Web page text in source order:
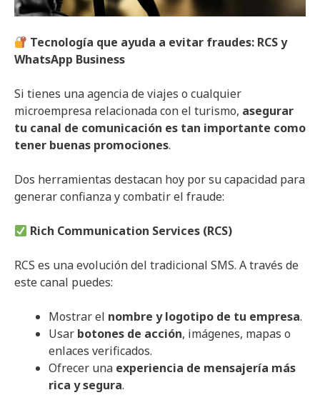
Tecnología que ayuda a evitar fraudes: RCS y
WhatsApp Business
Si tienes una agencia de viajes o cualquier
microempresa relacionada con el turismo, asegurar
tu canal de comunicación es tan importante como
tener buenas promociones.
Dos herramientas destacan hoy por su capacidad para
generar confianza y combatir el fraude:
Rich Communication Services (RCS)
RCS es una evolución del tradicional SMS. A través de
este canal puedes:
Mostrar el nombre y logotipo de tu empresa.
Usar botones de acción, imágenes, mapas o
enlaces verificados.
Ofrecer una experiencia de mensajería más
rica y segura.